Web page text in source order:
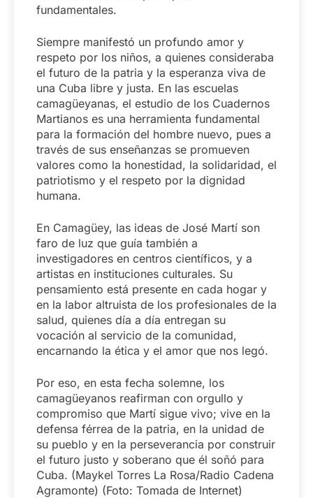
fundamentales.
Siempre manifestó un profundo amor y
respeto por los niños, a quienes consideraba
el futuro de la patria y la esperanza viva de
una Cuba libre y justa. En las escuelas
camagüeyanas, el estudio de los Cuadernos
Martianos es una herramienta fundamental
para la formación del hombre nuevo, pues a
través de sus enseñanzas se promueven
valores como la honestidad, la solidaridad, el
patriotismo y el respeto por la dignidad
humana.
En Camagüey, las ideas de José Martí son
faro de luz que guía también a
investigadores en centros científicos, y a
artistas en instituciones culturales. Su
pensamiento está presente en cada hogar y
en la labor altruista de los profesionales de la
salud, quienes día a día entregan su
vocación al servicio de la comunidad,
encarnando la ética y el amor que nos legó.
Por eso, en esta fecha solemne, los
camagüeyanos reafirman con orgullo y
compromiso que Martí sigue vivo; vive en la
defensa férrea de la patria, en la unidad de
su pueblo y en la perseverancia por construir
el futuro justo y soberano que él soñó para
Cuba. (Maykel Torres La Rosa/Radio Cadena
Agramonte) (Foto: Tomada de Internet)